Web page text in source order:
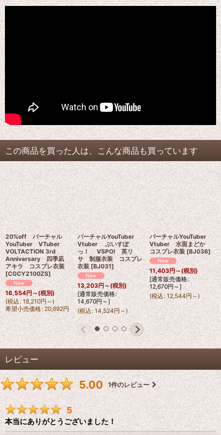
この商品を買った人は、こんな商品も買っています
20%off バーチャル
YouTuber VTuber
VOLTACTION 3rd
Anniversary 四季凪
アキラ コスプレ衣装
[CGCY2100ZS]
16,554円～(税別)
(税込: 18,210円～)
希望小売価格: 20,692円
バーチャルYouTuber
Vtuber ぶいすぽ
っ！ VSPO! 英リ
サ 制服衣装 コスプレ
衣装 [BJ031]
13,203円～(税別)
[通常販売価格:
14,670円～]
(税込: 14,524円～)
バーチャルYouTuber
Vtuber 水面まどか
コスプレ衣装 [BJ036]
11,403円～ (税別)
[通常販売価格:
12,670円～]
(税込: 12,544円～)
レビュー
5.00 1件のレビュー
5
本当にありがとうございました！